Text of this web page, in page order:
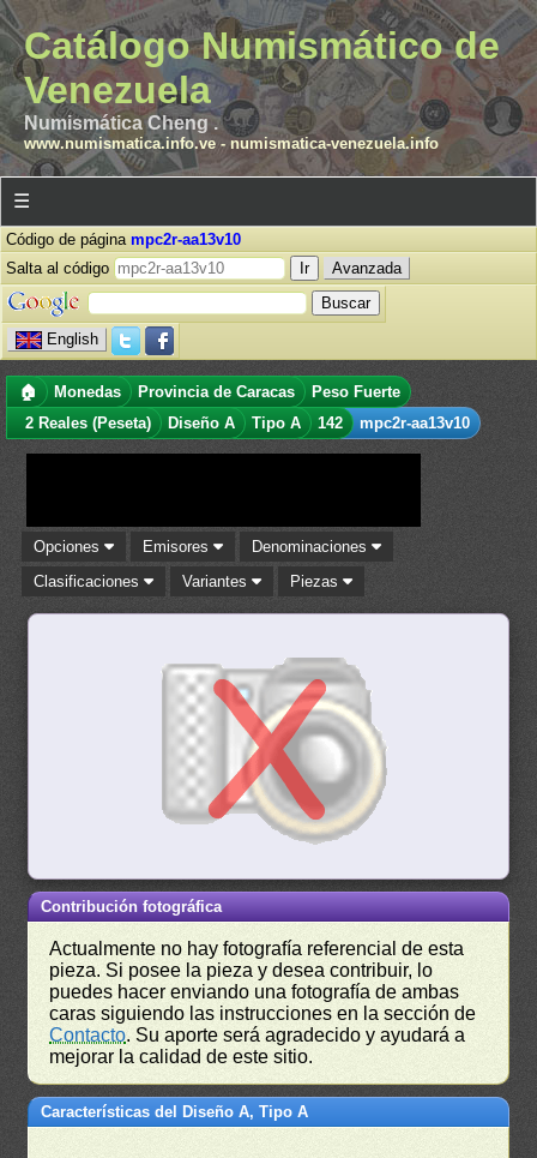
Catálogo Numismático de
Venezuela
Numismática Cheng .
www.numismatica.info.ve- numismatica-venezuela.info
☰
Código de página mpc2r-aa13v10
Salta al código
Avanzada
English
🏠 Monedas Provincia de Caracas
Peso Fuerte
2 Reales (Peseta)
Diseño A Tipo A 142 mpc2r-aa13v10
Opciones Emisores
Denominaciones
Clasificaciones
Variantes Piezas
Contribución fotográfica
Actualmente no hay fotografía referencial de esta
pieza. Si posee la pieza y desea contribuir, lo
puedes hacer enviando una fotografía de ambas
caras siguiendo las instrucciones en la sección de
Contacto. Su aporte será agradecido y ayudará a
mejorar la calidad de este sitio.
Características del Diseño A, Tipo A